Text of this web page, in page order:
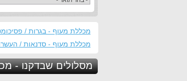
מכללת מעוף - בגרות /
מכללת מעוף - סדנאות /
מסלולים שבדקנו -